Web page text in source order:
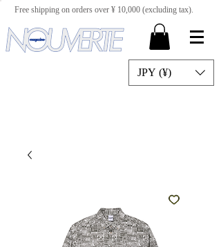
Free shipping on orders over ¥ 10,000 (excluding tax).
JPY (¥)